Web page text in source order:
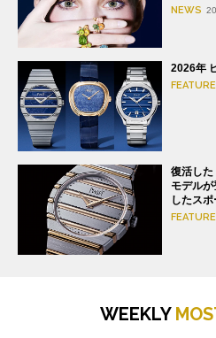
NEWS
2026年
FEATURE
復活し
モデル
したス
FEATURE
WEEKLY